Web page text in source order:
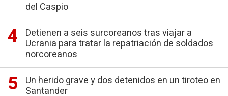
del Caspio
Detienen a seis surcoreanos tras viajar a
Ucrania para tratar la repatriación de soldados
norcoreanos
Un herido grave y dos detenidos en un tiroteo en
Santander